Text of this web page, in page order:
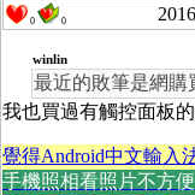
0 0
winlin
最近的敗筆是網購
我也買過有觸控面板
覺得Android中文輸入
手機照相看照片不方